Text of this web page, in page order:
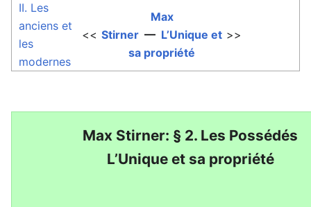
II. Les
anciens et
les
modernes
<<
Max
Stirner — L’Unique et
sa propriété
>>
Max Stirner: § 2. Les Possédés
L’Unique et sa propriété